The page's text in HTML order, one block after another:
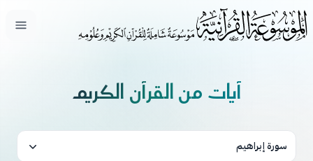
فتح
آيات من القرآن الكريم
سورة إبراهيم